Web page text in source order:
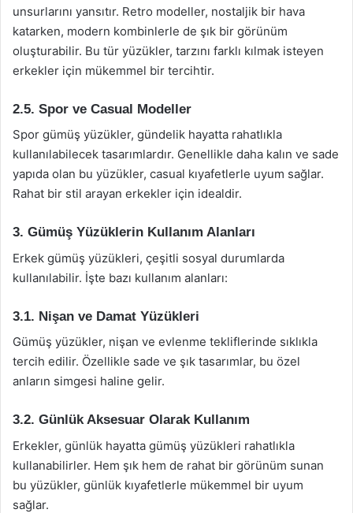
unsurlarını yansıtır. Retro modeller, nostaljik bir hava
katarken, modern kombinlerle de şık bir görünüm
oluşturabilir. Bu tür yüzükler, tarzını farklı kılmak isteyen
erkekler için mükemmel bir tercihtir.
2.5. Spor ve Casual Modeller
Spor gümüş yüzükler, gündelik hayatta rahatlıkla
kullanılabilecek tasarımlardır. Genellikle daha kalın ve sade
yapıda olan bu yüzükler, casual kıyafetlerle uyum sağlar.
Rahat bir stil arayan erkekler için idealdir.
3. Gümüş Yüzüklerin Kullanım Alanları
Erkek gümüş yüzükleri, çeşitli sosyal durumlarda
kullanılabilir. İşte bazı kullanım alanları:
3.1. Nişan ve Damat Yüzükleri
Gümüş yüzükler, nişan ve evlenme tekliflerinde sıklıkla
tercih edilir. Özellikle sade ve şık tasarımlar, bu özel
anların simgesi haline gelir.
3.2. Günlük Aksesuar Olarak Kullanım
Erkekler, günlük hayatta gümüş yüzükleri rahatlıkla
kullanabilirler. Hem şık hem de rahat bir görünüm sunan
bu yüzükler, günlük kıyafetlerle mükemmel bir uyum
sağlar.